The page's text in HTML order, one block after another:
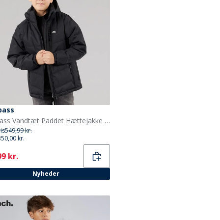
Trespass Vandtæt Paddet Hættejakke til Drenge Figo Sort
549,99 kr.
kr.
kr.
Nyheder